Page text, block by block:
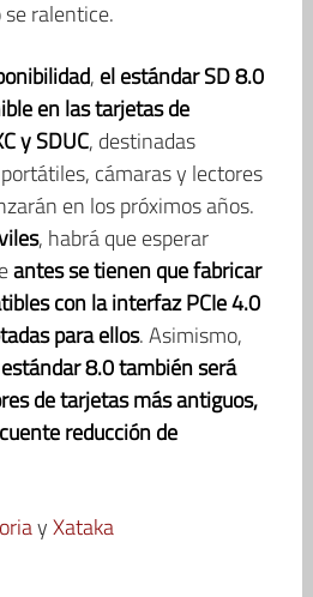
ralentice.
, el estándar SD 8.0
en las tarjetas de
y SDUC, destinadas
cámaras y lectores
en los próximos años.
, habrá que esperar
antes se tienen que fabricar
con la interfaz PCIe 4.0
para ellos. Asimismo,
8.0 también será
de tarjetas más antiguos,
reducción de
yXataka